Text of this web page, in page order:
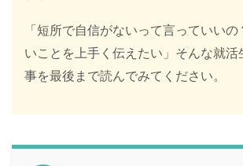
「短所で自信がないって言っていい
いことを上手く伝えたい」そんな就活
事を最後まで読んでみてください。